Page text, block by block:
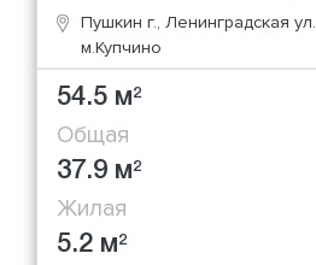
Пушкин г., Ленинградская ул.
м.Купчино
54.5 м2
Общая
37.9 м2
Жилая
5.2 м2